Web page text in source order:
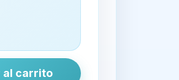
al carrito